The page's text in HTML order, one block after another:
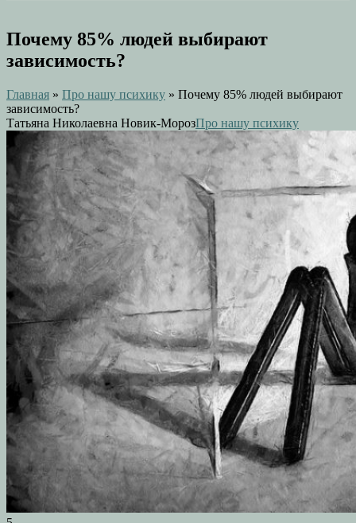
Почему 85% людей выбирают
зависимость?
Главная » Про нашу психику » Почему 85% людей выбирают
зависимость?
Татьяна Николаевна Новик-МорозПро нашу психику